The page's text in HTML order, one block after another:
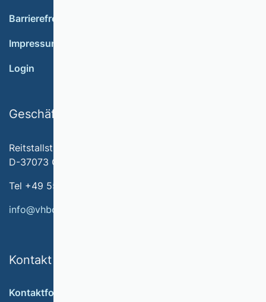
Barrierefreiheit
Impressum
Login
Geschäftsstelle
Reitstallstr. 7
D-37073 Göttingen
Tel +49 551 79778-566
info@vhbonline.org
Kontakt
Kontaktformular